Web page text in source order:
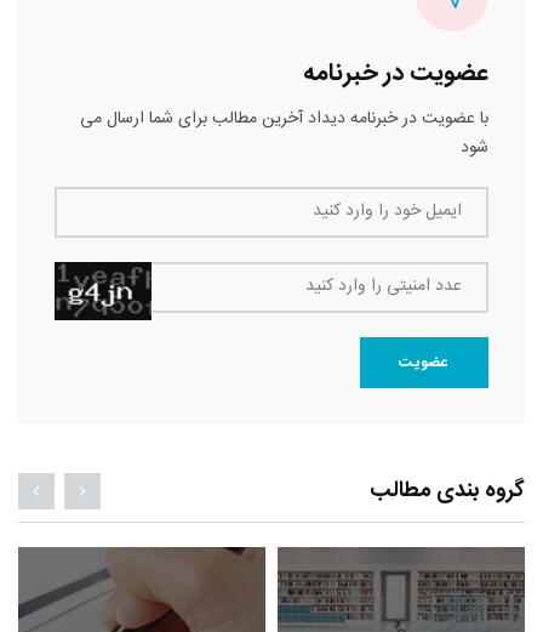
عضویت در خبرنامه
با عضویت در خبرنامه دیداد آخرین مطالب برای شما ارسال می
شود
ایمیل خود را وارد کنید
عدد امنیتی را وارد کنید
عضویت
گروه بندی مطالب